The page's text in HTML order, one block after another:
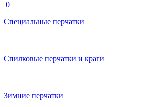
0
Специальные перчатки
Cпилковые перчатки и краги
Зимние перчатки